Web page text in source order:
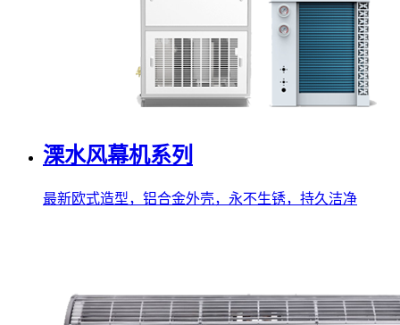
溧水风幕机系列
最新欧式造型，铝合金外壳，永不生锈，持久洁净